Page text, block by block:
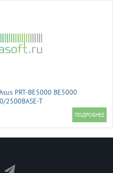
PRT-BE5000 BE5000
2500BASE-T